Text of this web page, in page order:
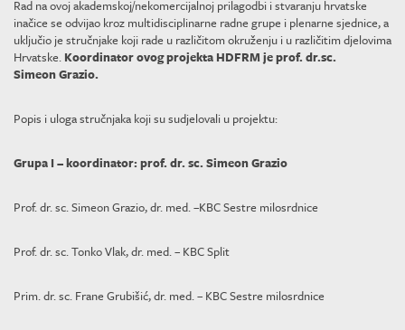
Rad na ovoj akademskoj/nekomercijalnoj prilagodbi i stvaranju hrvatske
inačice se odvijao kroz multidisciplinarne radne grupe i plenarne sjednice, a
uključio je stručnjake koji rade u različitom okruženju i u različitim djelovima
Hrvatske. Koordinator ovog projekta HDFRM je prof. dr.sc.
Simeon Grazio.
Popis i uloga stručnjaka koji su sudjelovali u projektu:
Grupa I – koordinator: prof. dr. sc. Simeon Grazio
Prof. dr. sc. Simeon Grazio, dr. med. –KBC Sestre milosrdnice
Prof. dr. sc. Tonko Vlak, dr. med. – KBC Split
Prim. dr. sc. Frane Grubišić, dr. med. – KBC Sestre milosrdnice